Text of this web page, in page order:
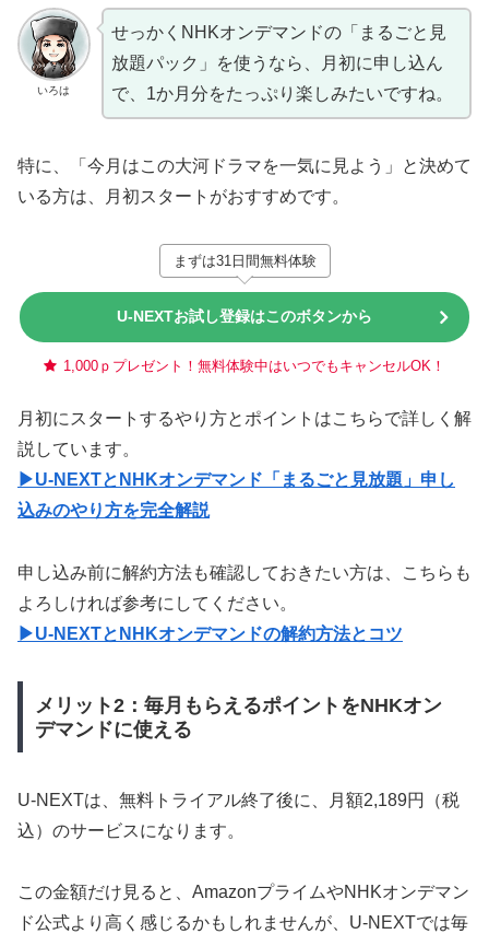
いろは
せっかくNHKオンデマンドの「まるごと見
放題パック」を使うなら、月初に申し込ん
で、1か月分をたっぷり楽しみたいですね。
特に、「今月はこの大河ドラマを一気に見よう」と決めて
いる方は、月初スタートがおすすめです。
まずは31日間無料体験
U-NEXTお試し登録はこのボタンから
1,000ｐプレゼント！無料体験中はいつでもキャンセルOK！
月初にスタートするやり方とポイントはこちらで詳しく解
説しています。
▶U-NEXTとNHKオンデマンド「まるごと見放題」申し
込みのやり方を完全解説
申し込み前に解約方法も確認しておきたい方は、こちらも
よろしければ参考にしてください。
▶U-NEXTとNHKオンデマンドの解約方法とコツ
メリット2：毎月もらえるポイントをNHKオン
デマンドに使える
U-NEXTは、無料トライアル終了後に、月額2,189円（税
込）のサービスになります。
この金額だけ見ると、AmazonプライムやNHKオンデマン
ド公式より高く感じるかもしれませんが、U-NEXTでは毎